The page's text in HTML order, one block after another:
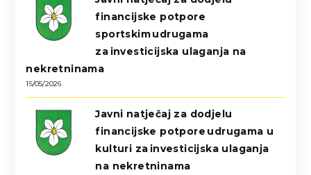
financijske potpore
sportskim udrugama
za investicijska ulaganja na
nekretninama
15/05/2026
Javni natječaj za dodjelu
financijske potpore udrugama u
kulturi za investicijska ulaganja
na nekretninama